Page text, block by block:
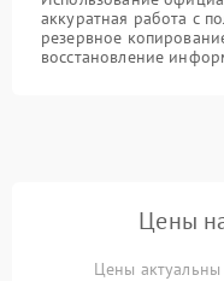
аккуратная работа с
резервное
восстановление
Цены
Цены